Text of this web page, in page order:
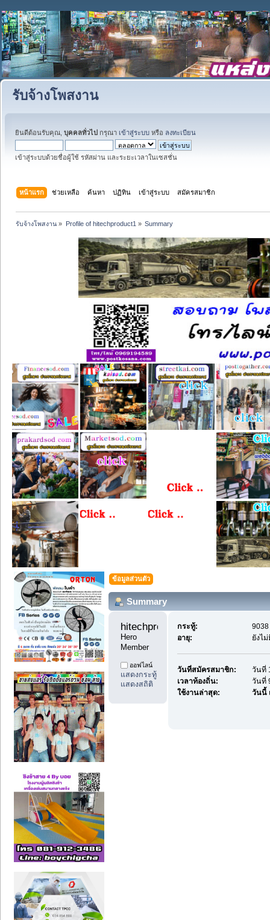
รับจ้างโพสงาน
ยินดีต้อนรับคุณ, บุคคลทั่วไป กรุณา เข้าสู่ระบบ หรือ ลงทะเบียน
เข้าสู่ระบบด้วยชื่อผู้ใช้ รหัสผ่าน และระยะเวลาในเซสชั่น
หน้าแรก ช่วยเหลือ ค้นหา ปฏิทิน เข้าสู่ระบบ สมัครสมาชิก
รับจ้างโพสงาน » Profile of hitechproduct1 » Summary
ข้อมูลส่วนตัว
Summary
hitechproduct1
Hero
Member
ออฟไลน์
แสดงกระทู้
แสดงสถิติ
กระทู้:
อายุ:
ยังไ
วันที่สมัครสมาชิก:
วันที่
เวลาท้องถิ่น:
วันที่
ใช้งานล่าสุด:
วันนี้